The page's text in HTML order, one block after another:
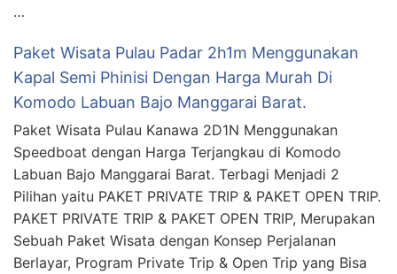
…
Paket Wisata Pulau Padar 2h1m Menggunakan
Kapal Semi Phinisi Dengan Harga Murah Di
Komodo Labuan Bajo Manggarai Barat.
Paket Wisata Pulau Kanawa 2D1N Menggunakan
Speedboat dengan Harga Terjangkau di Komodo
Labuan Bajo Manggarai Barat. Terbagi Menjadi 2
Pilihan yaitu PAKET PRIVATE TRIP & PAKET OPEN TRIP.
PAKET PRIVATE TRIP & PAKET OPEN TRIP, Merupakan
Sebuah Paket Wisata dengan Konsep Perjalanan
Berlayar, Program Private Trip & Open Trip yang Bisa